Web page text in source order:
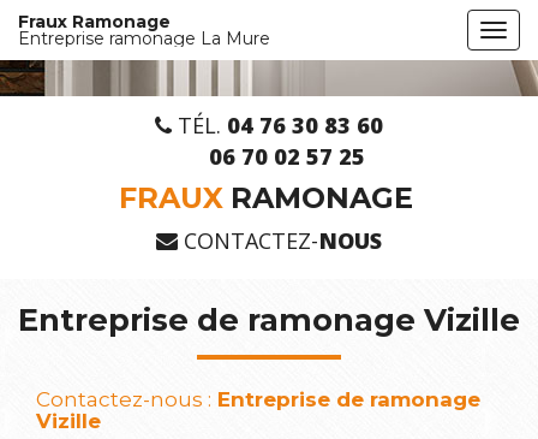
Aller
contenu
principal
Fraux Ramonage
Entreprise ramonage La Mure
TÉL. 04 76 30 83 60
06 70 02 57 25
FRAUX RAMONAGE
CONTACTEZ-NOUS
Entreprise de ramonage Vizille
Contactez-nous : Entreprise de ramonage
Vizille